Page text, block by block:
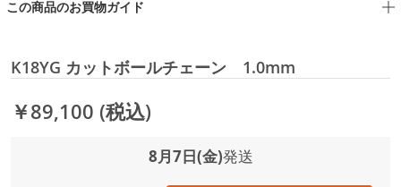
この商品のお買物ガイド
K18YG カットボールチェーン 1.0mm
￥89,100 (税込)
8月7日(金)発送